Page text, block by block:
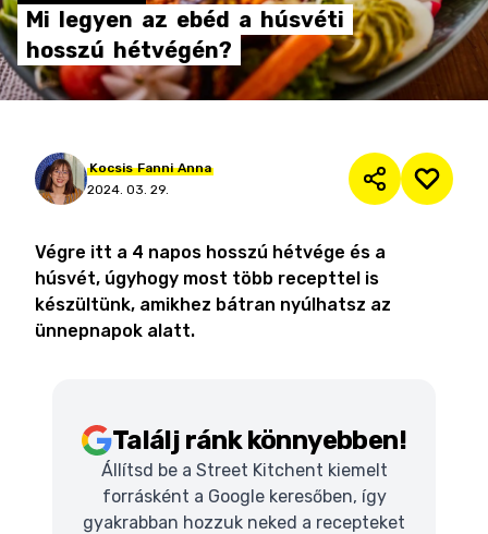
Mi legyen az ebéd a húsvéti
hosszú hétvégén?
Kocsis Fanni Anna
2024. 03. 29.
Végre itt a 4 napos hosszú hétvége és a
húsvét, úgyhogy most több recepttel is
készültünk, amikhez bátran nyúlhatsz az
ünnepnapok alatt.
Találj ránk könnyebben!
Állítsd be a Street Kitchent kiemelt
forrásként a Google keresőben, így
gyakrabban hozzuk neked a recepteket